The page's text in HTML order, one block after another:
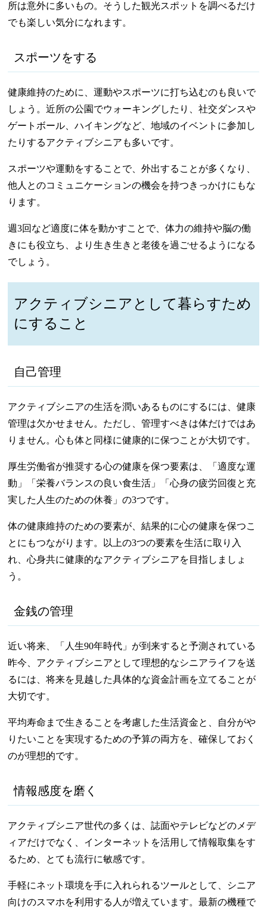
所は意外に多いもの。そうした観光スポットを調べるだけ
でも楽しい気分になれます。
スポーツをする
健康維持のために、運動やスポーツに打ち込むのも良いで
しょう。近所の公園でウォーキングしたり、社交ダンスや
ゲートボール、ハイキングなど、地域のイベントに参加し
たりするアクティブシニアも多いです。
スポーツや運動をすることで、外出することが多くなり、
他人とのコミュニケーションの機会を持つきっかけにもな
ります。
週3回など適度に体を動かすことで、体力の維持や脳の働
きにも役立ち、より生き生きと老後を過ごせるようになる
でしょう。
アクティブシニアとして暮らすため
にすること
自己管理
アクティブシニアの生活を潤いあるものにするには、健康
管理は欠かせません。ただし、管理すべきは体だけではあ
りません。心も体と同様に健康的に保つことが大切です。
厚生労働省が推奨する心の健康を保つ要素は、「適度な運
動」「栄養バランスの良い食生活」「心身の疲労回復と充
実した人生のための休養」の3つです。
体の健康維持のための要素が、結果的に心の健康を保つこ
とにもつながります。以上の3つの要素を生活に取り入
れ、心身共に健康的なアクティブシニアを目指しましょ
う。
金銭の管理
近い将来、「人生90年時代」が到来すると予測されている
昨今、アクティブシニアとして理想的なシニアライフを送
るには、将来を見越した具体的な資金計画を立てることが
大切です。
平均寿命まで生きることを考慮した生活資金と、自分がや
りたいことを実現するための予算の両方を、確保しておく
のが理想的です。
情報感度を磨く
アクティブシニア世代の多くは、誌面やテレビなどのメデ
ィアだけでなく、インターネットを活用して情報取集をす
るため、とても流行に敏感です。
手軽にネット環境を手に入れられるツールとして、シニア
向けのスマホを利用する人が増えています。最新の機種で